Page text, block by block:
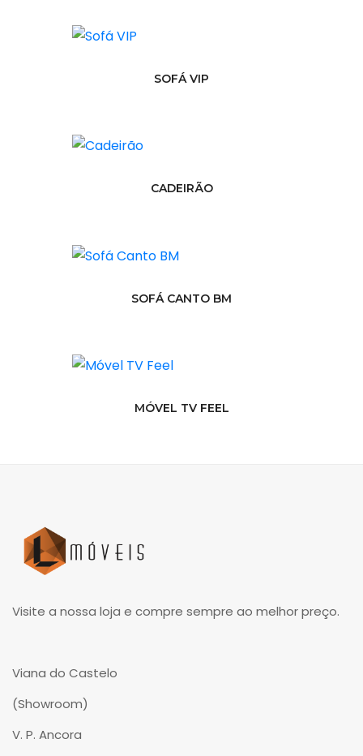
SOFÁ VIP
CADEIRÃO
SOFÁ CANTO BM
MÓVEL TV FEEL
Visite a nossa loja e compre sempre ao melhor preço.
Viana do Castelo
(Showroom)
V. P. Ancora